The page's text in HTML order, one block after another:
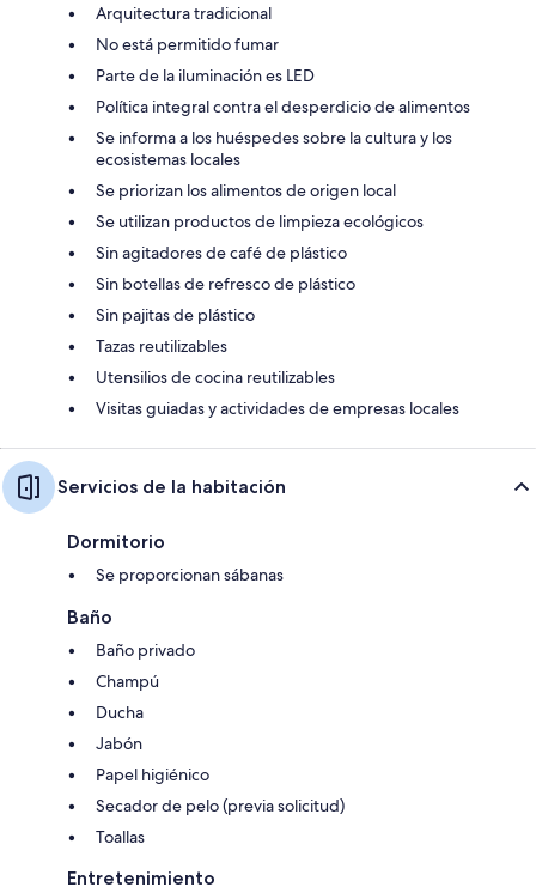
Arquitectura tradicional
No está permitido fumar
Parte de la iluminación es LED
Política integral contra el desperdicio de alimentos
Se informa a los huéspedes sobre la cultura y los
ecosistemas locales
Se priorizan los alimentos de origen local
Se utilizan productos de limpieza ecológicos
Sin agitadores de café de plástico
Sin botellas de refresco de plástico
Sin pajitas de plástico
Tazas reutilizables
Utensilios de cocina reutilizables
Visitas guiadas y actividades de empresas locales
Servicios de la habitación
Dormitorio
Se proporcionan sábanas
Baño
Baño privado
Champú
Ducha
Jabón
Papel higiénico
Secador de pelo (previa solicitud)
Toallas
Entretenimiento